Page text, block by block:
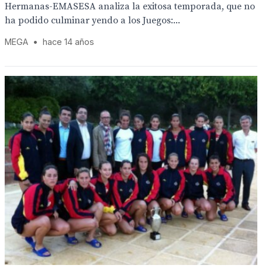
Hermanas-EMASESA analiza la exitosa temporada, que no
ha podido culminar yendo a los Juegos:...
MEGA • hace 14 años